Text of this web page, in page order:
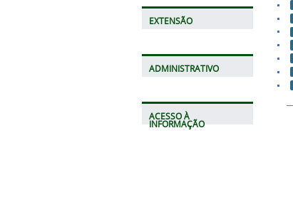
EXTENSÃO
ADMINISTRATIVO
ACESSO À
INFORMAÇÃO